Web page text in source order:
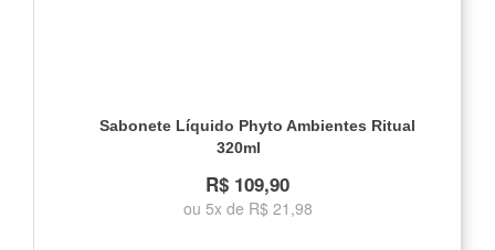
Sabonete Líquido Phyto Ambientes Ritual
320ml
R$ 109,90
ou 5x de R$ 21,98